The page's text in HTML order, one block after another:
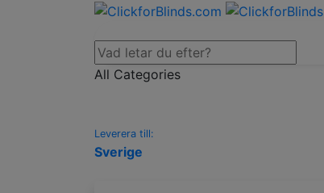
All Categories
Leverera till:
Sverige